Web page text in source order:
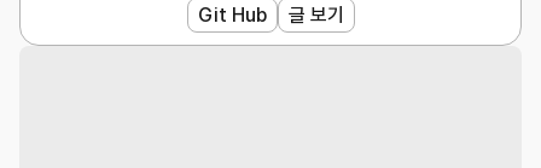
Git Hub
글 보기